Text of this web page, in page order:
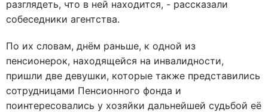
разглядеть, что в ней находится, - рассказали
собеседники агентства.
По их словам, днём раньше, к одной из
пенсионерок, находящейся на инвалидности,
пришли две девушки, которые также представились
сотрудницами Пенсионного фонда и
поинтересовались у хозяйки дальнейшей судьбой её